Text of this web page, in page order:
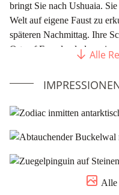
bringt Sie nach Ushuaia.
Welt auf eigene Faust zu
späteren Nachmittag. Ihre
Ort auf Feuerland, das
bezeichnet wird. Am Abend
Während der nächsten zwei
Sie einen Einblick in das
Polarforscher, die zuerst
vielleicht weht Ihnen eine
beobachten das Spiel der
vielleicht sogar einen
Alle
Alle